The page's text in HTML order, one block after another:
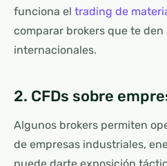
funciona el trading de
comparar brokers que te den
internacionales.
2. CFDs sobre
Algunos brokers permiten
de empresas industriales,